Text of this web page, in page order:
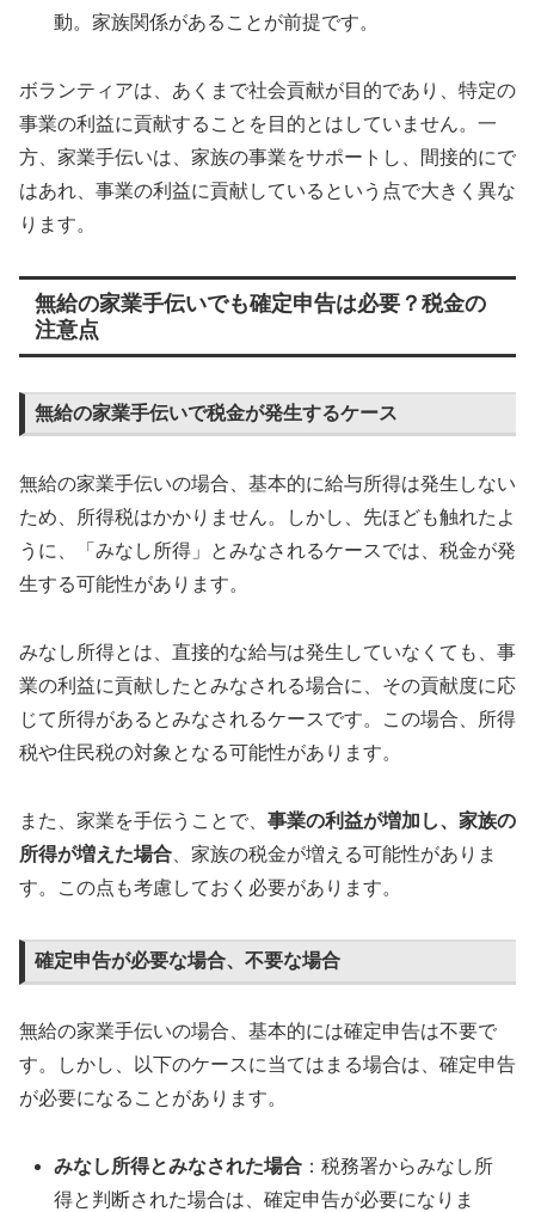
動。家族関係があることが前提です。
ボランティアは、あくまで社会貢献が目的であり、特定の
事業の利益に貢献することを目的とはしていません。一
方、家業手伝いは、家族の事業をサポートし、間接的にで
はあれ、事業の利益に貢献しているという点で大きく異な
ります。
無給の家業手伝いでも確定申告は必要？税金の
注意点
無給の家業手伝いで税金が発生するケース
無給の家業手伝いの場合、基本的に給与所得は発生しない
ため、所得税はかかりません。しかし、先ほども触れたよ
うに、「みなし所得」とみなされるケースでは、税金が発
生する可能性があります。
みなし所得とは、直接的な給与は発生していなくても、事
業の利益に貢献したとみなされる場合に、その貢献度に応
じて所得があるとみなされるケースです。この場合、所得
税や住民税の対象となる可能性があります。
また、家業を手伝うことで、 事業の利益が増加し、家族の
所得が増えた場合 、家族の税金が増える可能性がありま
す。この点も考慮しておく必要があります。
確定申告が必要な場合、不要な場合
無給の家業手伝いの場合、基本的には確定申告は不要で
す。しかし、以下のケースに当てはまる場合は、確定申告
が必要になることがあります。
みなし所得とみなされた場合 ：税務署からみなし所
得と判断された場合は、確定申告が必要になりま